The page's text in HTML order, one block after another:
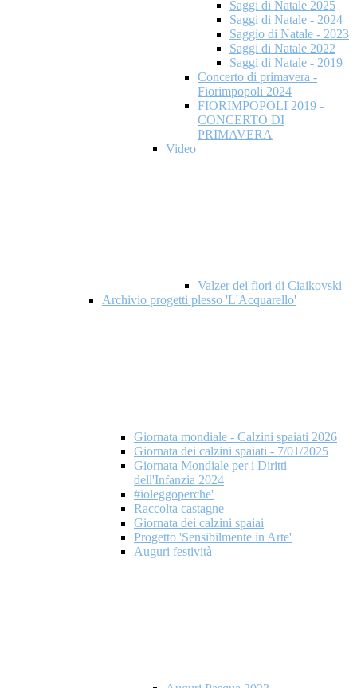
Saggi di Natale 2025
Saggi di Natale - 2024
Saggio di Natale - 2023
Saggi di Natale 2022
Saggi di Natale - 2019
Concerto di primavera -
Fiorimpopoli 2024
FIORIMPOPOLI 2019 -
CONCERTO DI
PRIMAVERA
Video
Valzer dei fiori di Ciaikovski
Archivio progetti plesso 'L'Acquarello'
Giornata mondiale - Calzini spaiati 2026
Giornata dei calzini spaiati - 7/01/2025
Giornata Mondiale per i Diritti
dell'Infanzia 2024
#ioleggoperche'
Raccolta castagne
Giornata dei calzini spaiai
Progetto 'Sensibilmente in Arte'
Auguri festività